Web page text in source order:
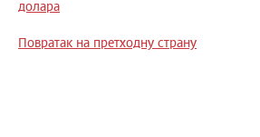
долара
Повратак на претходну страну